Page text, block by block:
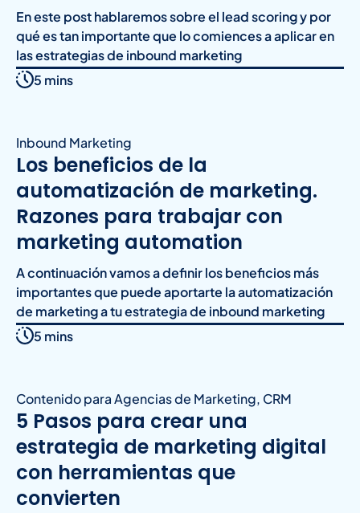
En este post hablaremos sobre el lead scoring y por
qué es tan importante que lo comiences a aplicar en
las estrategias de inbound marketing
5 mins
Inbound Marketing
Los beneficios de la
automatización de marketing.
Razones para trabajar con
marketing automation
A continuación vamos a definir los beneficios más
importantes que puede aportarte la automatización
de marketing a tu estrategia de inbound marketing
5 mins
Contenido para Agencias de Marketing, CRM
5 Pasos para crear una
estrategia de marketing digital
con herramientas que
convierten